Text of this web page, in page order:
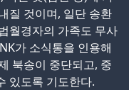
질 것이며, 일단 송환
월경자의 가족도 무사
가 소식통을 인용해
북송이 중단되고, 중
있도록 기도한다.